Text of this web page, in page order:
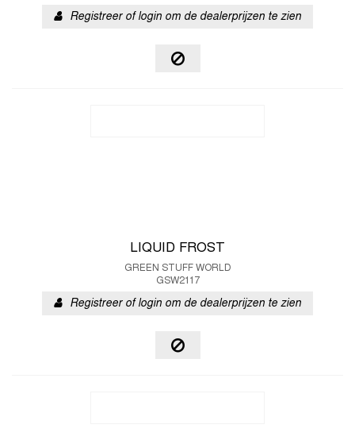
Registreer of login om de dealerprijzen te zien
LIQUID FROST
GREEN STUFF WORLD
GSW2117
Registreer of login om de dealerprijzen te zien